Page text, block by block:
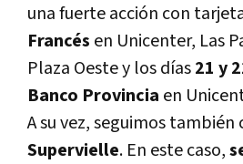
una fuerte acción con
Francés en Unicenter, Las
Plaza Oeste y los días21 y
Banco Provincia en
A su vez, seguimos también
Supervielle. En este caso,